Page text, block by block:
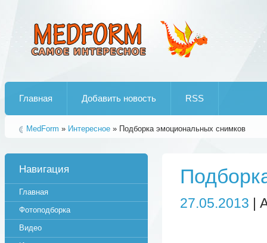
Главная Добавить новость RSS
MedForm » Интересное » Подборка эмоциональных снимков
27.05.2013 |
Навигация
Главная
Фотоподборка
Видео